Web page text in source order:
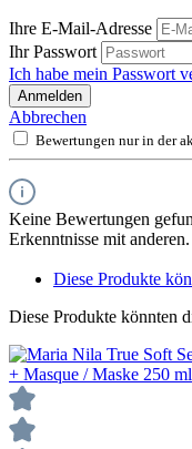
Ihre E-Mail-Adresse
Ihr Passwort
Ich habe mein Passwort
Anmelden
Abbrechen
Bewertungen nur in der
Keine Bewertungen
Erkenntnisse mit anderen.
Diese Produkte
Diese Produkte könnten